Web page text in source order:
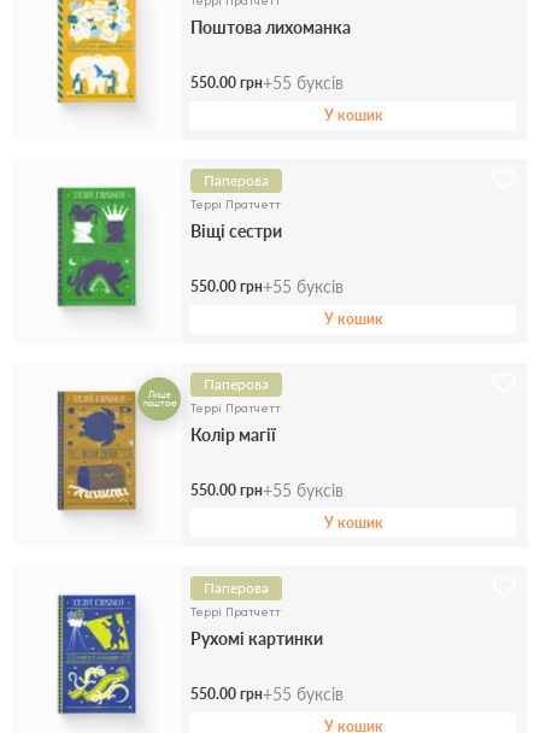
Поштова лихоманка
550.00 грн+55 буксів
У кошик
Паперова
Террі Пратчетт
Віщі сестри
550.00 грн+55 буксів
У кошик
Лише
поштою
Паперова
Террі Пратчетт
Колір магії
550.00 грн+55 буксів
У кошик
Паперова
Террі Пратчетт
Рухомі картинки
550.00 грн+55 буксів
У кошик